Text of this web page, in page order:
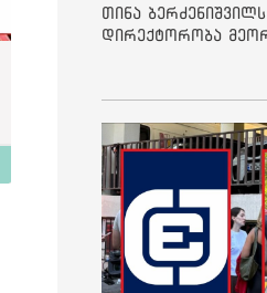
თინა ბერძენიშვილს
დირექტორობა